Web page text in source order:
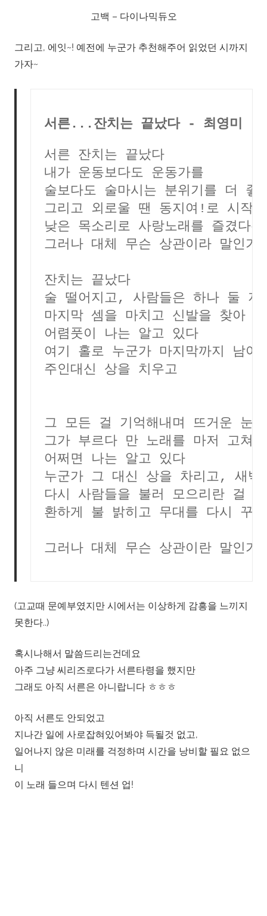
고백 – 다이나믹듀오
그리고, 에잇~! 예전에 누군가 추천해주어 읽었던 시까지
가자~
서른...잔치는 끝났다 - 최영미
서른 잔치는 끝났다
내가 운동보다도 운동가를
술보다도 술마시는 분위기를 더 좋
그리고 외로울 땐 동지여!로 시작
낮은 목소리로 사랑노래를 즐겼다
그러나 대체 무슨 상관이라 말인가
잔치는 끝났다
술 떨어지고, 사람들은 하나 둘 지
마지막 셈을 마치고 신발을 찾아
어렴풋이 나는 알고 있다
여기 홀로 누군가 마지막까지 남아
주인대신 상을 치우고
그 모든 걸 기억해내며 뜨거운 눈
그가 부르다 만 노래를 마저 고쳐
어쩌면 나는 알고 있다
누군가 그 대신 상을 차리고, 새벽
다시 사람들을 불러 모으리란 걸
환하게 불 밝히고 무대를 다시 꾸
그러나 대체 무슨 상관이란 말인가
(고교때 문예부였지만 시에서는 이상하게 감흥을 느끼지
못한다..)
혹시나해서 말씀드리는건데요
아주 그냥 씨리즈로다가 서른타령을 했지만
그래도 아직 서른은 아니랍니다 ㅎㅎㅎ
아직 서른도 안되었고
지나간 일에 사로잡혀있어봐야 득될것 없고,
일어나지 않은 미래를 걱정하며 시간을 낭비할 필요 없으
니
이 노래 들으며 다시 텐션 업!